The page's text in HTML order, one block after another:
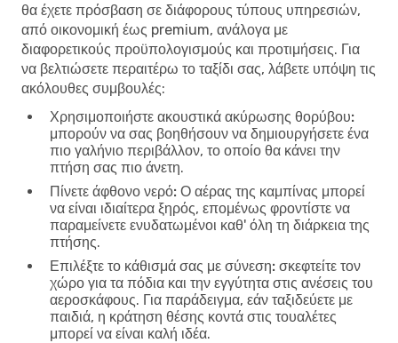
θα έχετε πρόσβαση σε διάφορους τύπους υπηρεσιών,
από οικονομική έως premium, ανάλογα με
διαφορετικούς προϋπολογισμούς και προτιμήσεις. Για
να βελτιώσετε περαιτέρω το ταξίδι σας, λάβετε υπόψη τις
ακόλουθες συμβουλές:
Χρησιμοποιήστε ακουστικά ακύρωσης θορύβου:
μπορούν να σας βοηθήσουν να δημιουργήσετε ένα
πιο γαλήνιο περιβάλλον, το οποίο θα κάνει την
πτήση σας πιο άνετη.
Πίνετε άφθονο νερό: Ο αέρας της καμπίνας μπορεί
να είναι ιδιαίτερα ξηρός, επομένως φροντίστε να
παραμείνετε ενυδατωμένοι καθ' όλη τη διάρκεια της
πτήσης.
Επιλέξτε το κάθισμά σας με σύνεση: σκεφτείτε τον
χώρο για τα πόδια και την εγγύτητα στις ανέσεις του
αεροσκάφους. Για παράδειγμα, εάν ταξιδεύετε με
παιδιά, η κράτηση θέσης κοντά στις τουαλέτες
μπορεί να είναι καλή ιδέα.